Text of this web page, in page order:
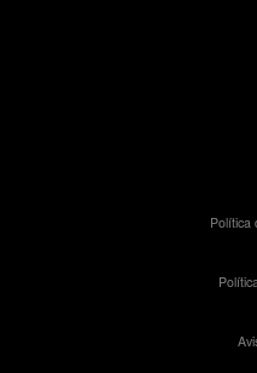
Política